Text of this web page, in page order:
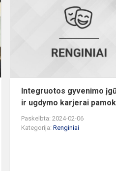
mokyklų
mugė
Integruotos gyvenimo
ir ugdymo karjerai
Paskelbta: 2024-02-06
Kategorija:Renginiai